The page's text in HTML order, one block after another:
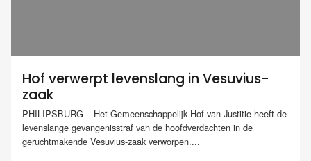
Hof verwerpt levenslang in Vesuvius-
zaak
PHILIPSBURG – Het Gemeenschappelijk Hof van Justitie heeft de
levenslange gevangenisstraf van de hoofdverdachten in de
geruchtmakende Vesuvius-zaak verworpen....